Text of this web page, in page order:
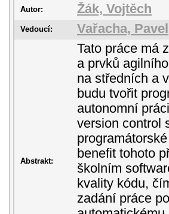
Autor: Žák, Vojtěch
Vedoucí: Vařacha, Pavel
Abstrakt:
Tato práce má
a prvků
na středních a
budu tvořit
autonomní
version control
benefit tohoto
školním
kvality kódu,
zadání práce